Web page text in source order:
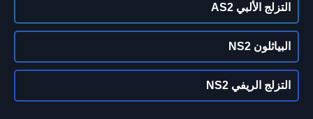
التزلج الألبي AS2
البياثلون NS2
التزلج الريفي NS2